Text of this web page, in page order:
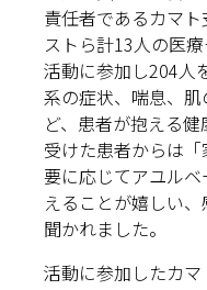
責任者であるカマ
ストら計13人の医
活動に参加し204人
系の症状、喘息、
ど、患者が抱える
受けた患者からは
要に応じてアユル
えることが嬉しい
聞かれました。
活動に参加したカ